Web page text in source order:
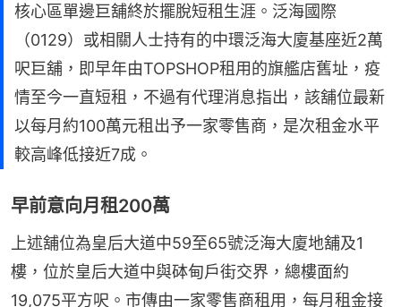
核心區單邊巨舖終於擺脫短租生涯。泛海國際
（0129）或相關人士持有的中環泛海大廈基座近2萬
呎巨舖，即早年由TOPSHOP租用的旗艦店舊址，疫
情至今一直短租，不過有代理消息指出，該舖位最新
以每月約100萬元租出予一家零售商，是次租金水平
較高峰低接近7成。
早前意向月租200萬
上述舖位為皇后大道中59至65號泛海大廈地舖及1
樓，位於皇后大道中與砵甸戶街交界，總樓面約
19,075平方呎。市傳由一家零售商租用，每月租金接